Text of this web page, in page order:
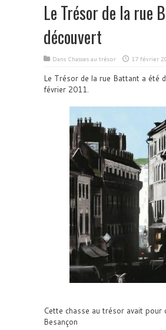
Le Trésor de la rue
découvert
Dans Chasses au trésor 17 février
Le Trésor de la rue Battant a été
février 2011.
Cette chasse au trésor avait pour
Besançon